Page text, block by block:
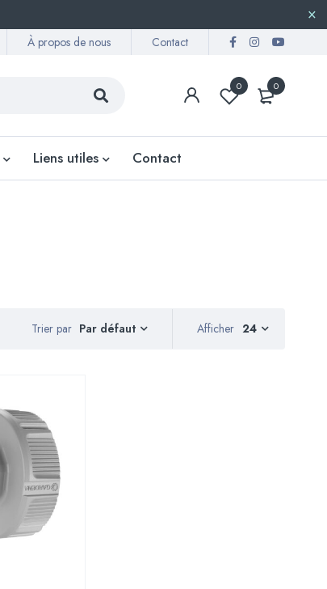
À propos de nous Contact
0
0
Liens utiles Contact
Trier par Par défaut Afficher 24